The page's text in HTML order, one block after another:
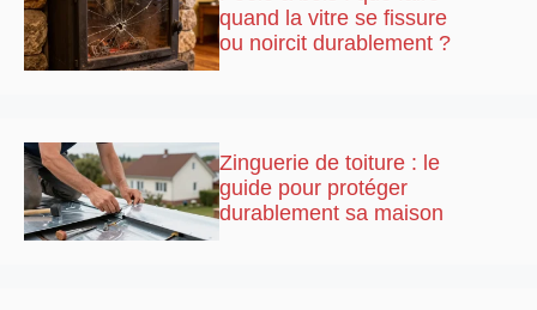
quand la vitre se fissure
ou noircit durablement ?
Zinguerie de toiture : le
guide pour protéger
durablement sa maison